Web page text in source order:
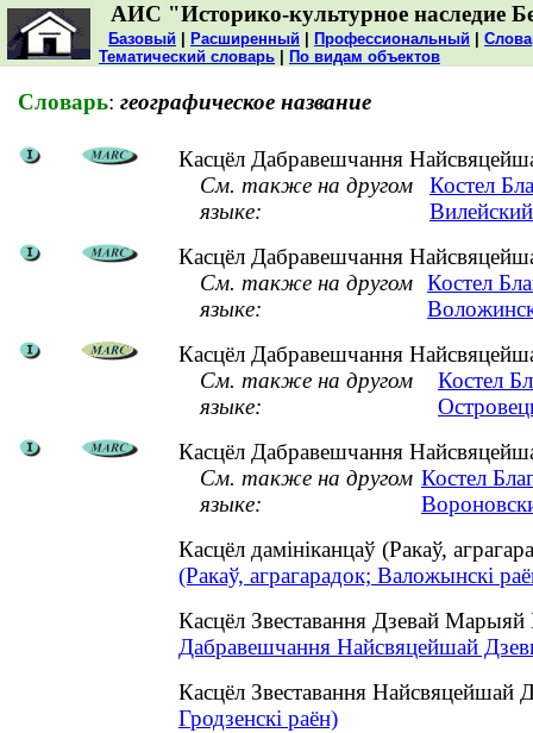
АИС "Историко-культурное наследие
Базовый Расширенный Профессиональный
Тематический словарь
По видам объектов
Словарь: географическое название
Касцёл Дабравешчання
См. также на другом
языке:
Костел
Касцёл Дабравешчання
См. также на другом
языке:
Костел
Касцёл Дабравешчання
См. также на другом
языке:
Костел
Касцёл Дабравешчання
См. также на другом
языке:
Костел
Касцёл дамініканцаў (Ракаў,
(Ракаў, аграгарадок; Валожынскі
Касцёл Звеставання Дзевай
Дабравешчання Найсвяцейшай
Касцёл Звеставання
Гродзенскі раён)